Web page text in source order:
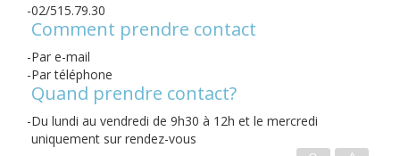
02/515.79.30
Comment prendre contact
Par e-mail
Par téléphone
Quand prendre contact?
Du lundi au vendredi de 9h30 à 12h et le mercredi
uniquement sur rendez-vous